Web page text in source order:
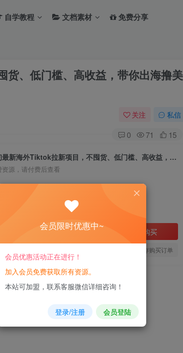
自学教程 文档素材 免费分享
货、低门槛、高收益，带你出海撸美
关注 私信
0 71 15
某大佬5月初最新海外Tiktok拉新项目，不囤货、低门槛、高收益，带你出海撸美刀
源，请付费后查看
免费
立即购买
您当前未登录！建议登陆后购买，可保存购买订单
收益，带你出海撸美刀
会员限时优惠中~
会员优惠活动正在进行！
加入会员免费获取所有资源。
本站可加盟，联系客服微信详细咨询！
登录/注册 会员登陆